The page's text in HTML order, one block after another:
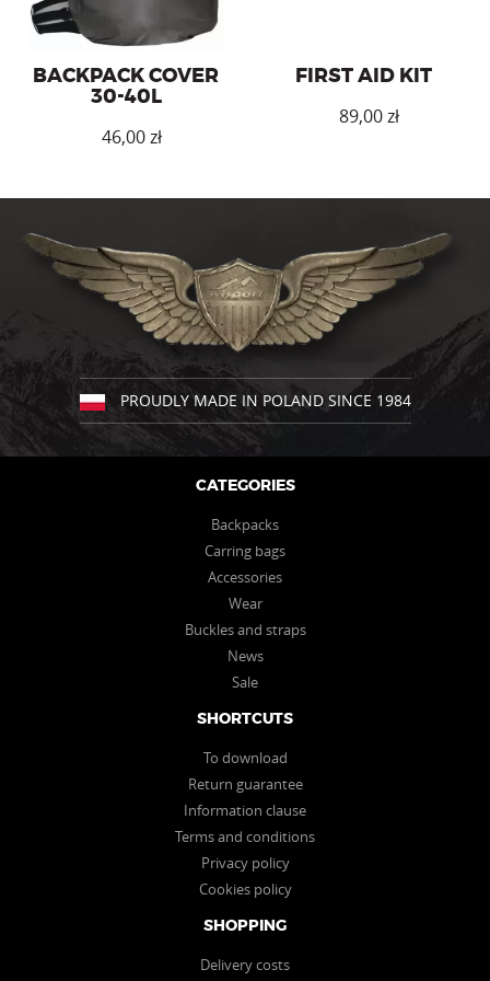
page
BACKPACK COVER
30-40L
zł
has
variants.
The
options
may
be
chosen
on
the
product
page
FIRST AID KIT
zł
PROUDLY MADE IN POLAND SINCE 1984
CATEGORIES
Backpacks
Carring bags
Accessories
Wear
Buckles and straps
News
Sale
SHORTCUTS
To download
Return guarantee
Information clause
Terms and conditions
Privacy policy
Cookies policy
SHOPPING
Delivery costs